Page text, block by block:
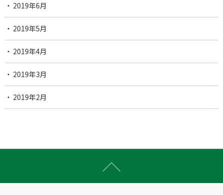
2019年6月
2019年5月
2019年4月
2019年3月
2019年2月